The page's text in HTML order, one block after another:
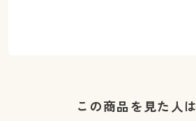
この商品を見た人